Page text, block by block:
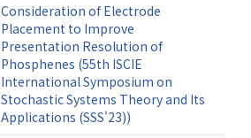
Consideration of Electrode
Placement to Improve
Presentation Resolution of
Phosphenes (55th ISCIE
International Symposium on
Stochastic Systems Theory and Its
Applications (SSS'23))